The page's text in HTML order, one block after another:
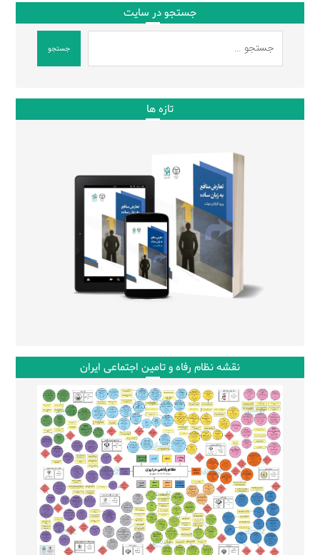
جستجو در سایت
جستجو
تازه ها
نقشه نظام رفاه و تامین اجتماعی ایران